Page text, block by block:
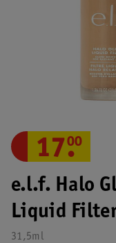
e.l.f. Halo
Liquid
31,5ml
17.
00